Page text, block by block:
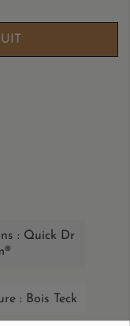
: Quick Dr
: Bois Teck